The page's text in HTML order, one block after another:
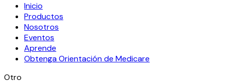
Inicio
Productos
Nosotros
Eventos
Aprende
Obtenga Orientación de Medicare
Otro